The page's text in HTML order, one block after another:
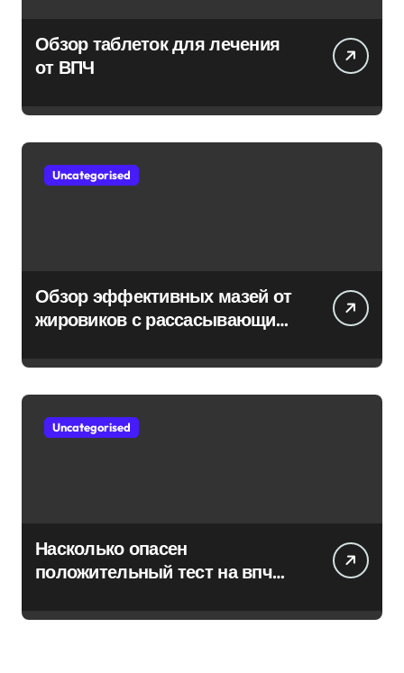
Обзор таблеток для лечения
от ВПЧ
Uncategorised
Обзор эффективных мазей от
жировиков с рассасывающим
Uncategorised
Насколько опасен
положительный тест на впч